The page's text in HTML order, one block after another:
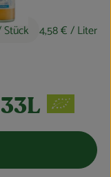
4,58 €/ Liter
Warenkorb